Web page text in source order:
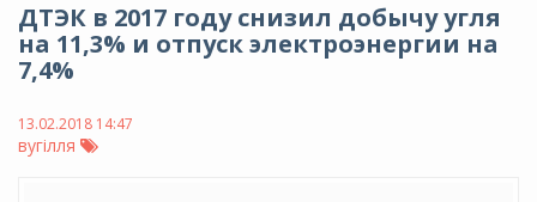
ДТЭК в 2017 году снизил добычу угля
на 11,3% и отпуск электроэнергии на
7,4%
13.02.2018 14:47
вугілля